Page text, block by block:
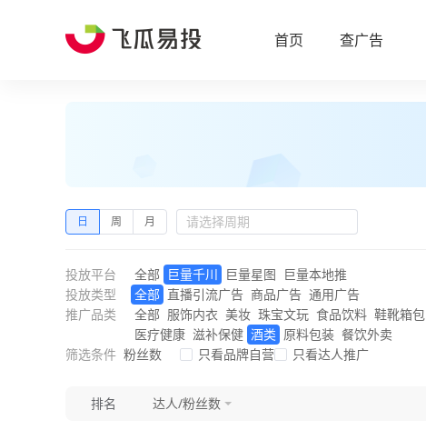
首页 查广告
日 周 月
投放平台 全部 巨量千川 巨量星图 巨量本地推
投放类型
全部 直播引流广告 商品广告 通用广告
推广品类
全部 服饰内衣 美妆 珠宝文玩 食品饮料 鞋靴箱包
医疗健康 滋补保健 酒类 原料包装 餐饮外卖
筛选条件 粉丝数 只看品牌自营 只看达人推广
排名 达人/粉丝数